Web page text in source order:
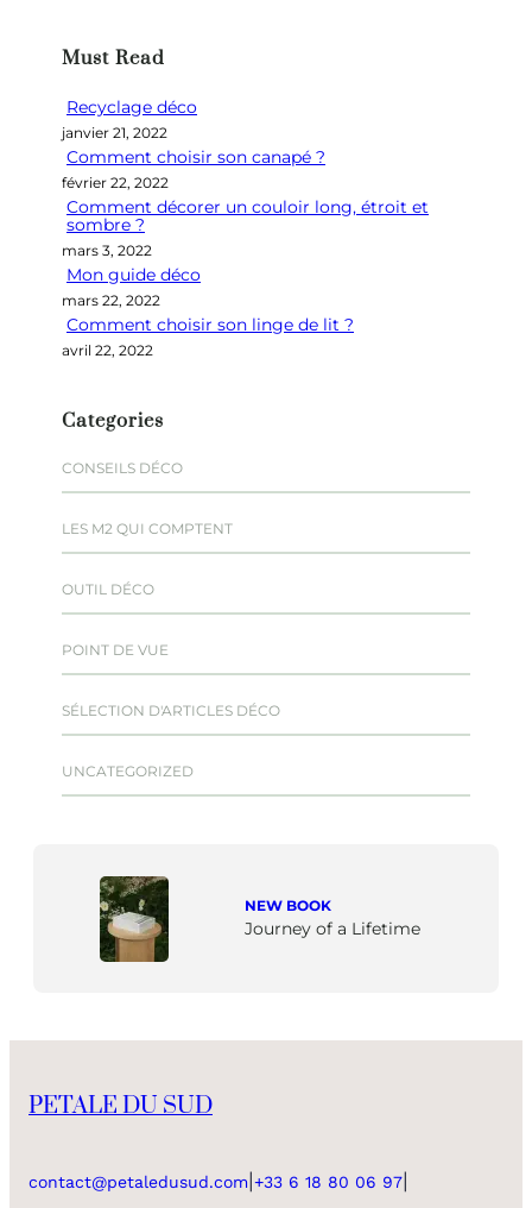
e
c
h
e
Must Read
Recyclage déco
janvier 21, 2022
Comment choisir son canapé ?
février 22, 2022
Comment décorer un couloir long, étroit et
sombre ?
mars 3, 2022
Mon guide déco
mars 22, 2022
Comment choisir son linge de lit ?
avril 22, 2022
Categories
CONSEILS DÉCO
LES M2 QUI COMPTENT
OUTIL DÉCO
POINT DE VUE
SÉLECTION D'ARTICLES DÉCO
UNCATEGORIZED
NEW BOOK
Journey of a Lifetime
PETALE DU SUD
contact@petaledusud.com +33 6 18 80 06 97